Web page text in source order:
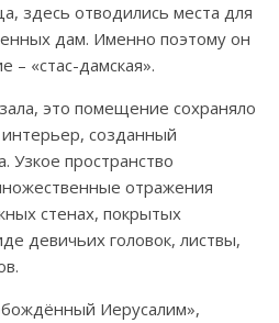
здесь отводились места для
дам. Именно поэтому он
– «стас-дамская».
это помещение сохраняло
созданный
Узкое пространство
отражения
стенах, покрытых
девичьих головок, листвы,
Иерусалим»,